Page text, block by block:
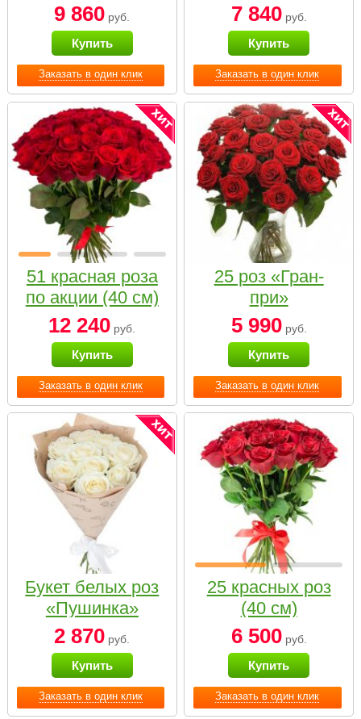
Заказать в один клик
9 860 руб.
Купить
Заказать в один клик
7 840руб.
Купить
Заказать в один клик
51 красная роза
по акции (40 см)
12 240 руб.
Купить
Заказать в один клик
25 роз «Гран-
при»
5 990руб.
Купить
Заказать в один клик
Букет белых роз
«Пушинка»
2 870 руб.
Купить
Заказать в один клик
25 красных роз
(40 см)
6 500руб.
Купить